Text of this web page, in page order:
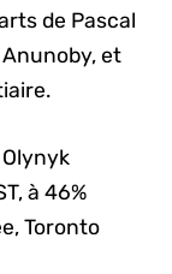
de Pascal
Anunoby, et
à 46%
Toronto